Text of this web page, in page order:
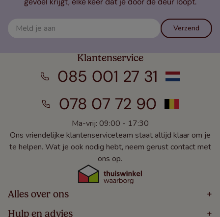
Verzend
Klantenservice
085 001 27 31
078 07 72 90
Ma-vrij: 09:00 - 17:30
Ons vriendelijke klantenserviceteam staat altijd klaar om je
te helpen. Wat je ook nodig hebt, neem gerust contact met
ons op.
Alles over ons +
Home
Hulp en advies +